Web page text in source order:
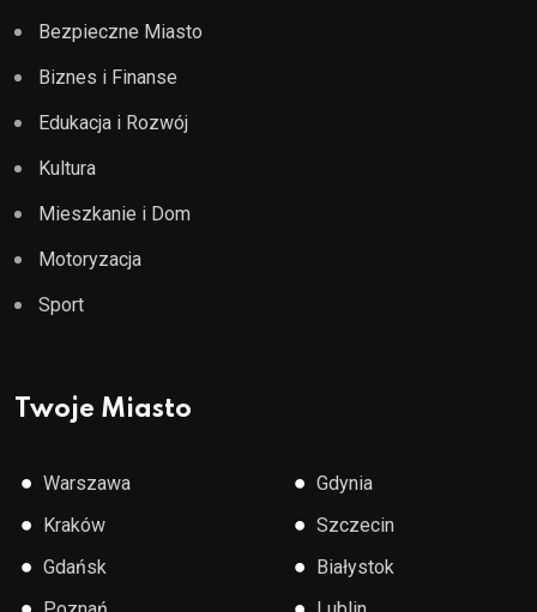
Bezpieczne Miasto
Biznes i Finanse
Edukacja i Rozwój
Kultura
Mieszkanie i Dom
Motoryzacja
Sport
Twoje Miasto
● Warszawa
● Kraków
● Gdańsk
● Gdynia
● Szczecin
● Białystok